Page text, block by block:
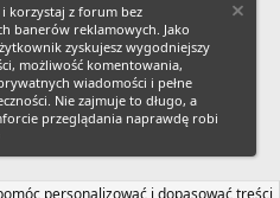
korzystaj z forum bez
banerów reklamowych. Jako
zyskujesz wygodniejszy
możliwość komentowania,
wiadomości i pełne
Nie zajmuje to długo, a
przeglądania naprawdę robi
personalizować i dopasować treści